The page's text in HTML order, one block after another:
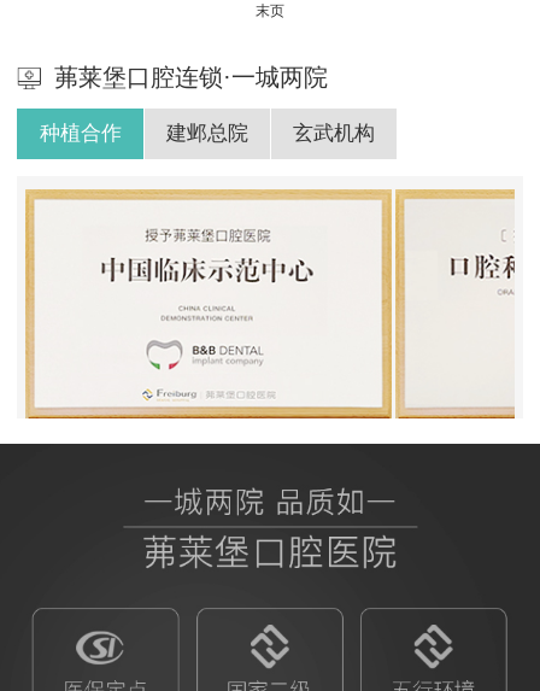
末页
茀莱堡口腔连锁·一城两院
种植合作 建邺总院 玄武机构
BB授权茀莱堡口腔医院 ITI授